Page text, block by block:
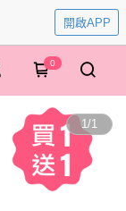
開啟APP
0
1/1